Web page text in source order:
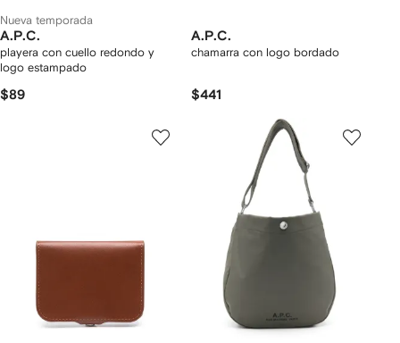
Nueva temporada
A.P.C.
playera con cuello redondo y
logo estampado
$89
A.P.C.
chamarra con logo bordado
$441